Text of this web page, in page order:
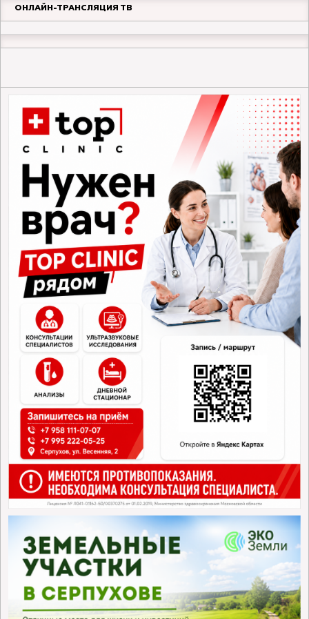
ОНЛАЙН-ТРАНСЛЯЦИЯ ТВ